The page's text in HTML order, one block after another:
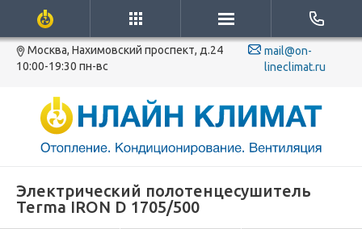
Москва, Нахимовский проспект, д.24
10:00-19:30 пн-вс
mail@on-
lineclimat.ru
Электрический полотенцесушитель
Terma IRON D 1705/500